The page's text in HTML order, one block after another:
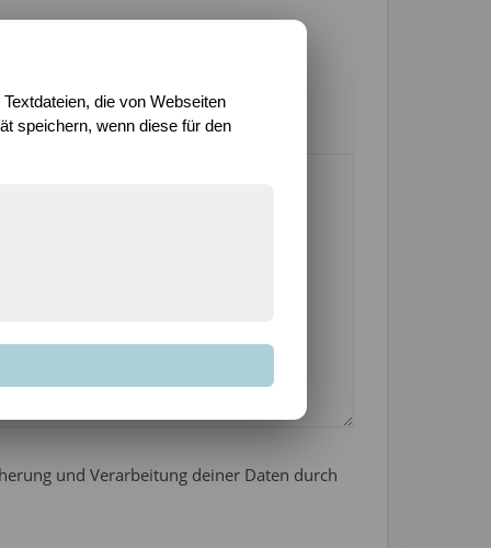
und Verarbeitung deiner Daten durch
die von Webseiten
speichern, wenn diese für den